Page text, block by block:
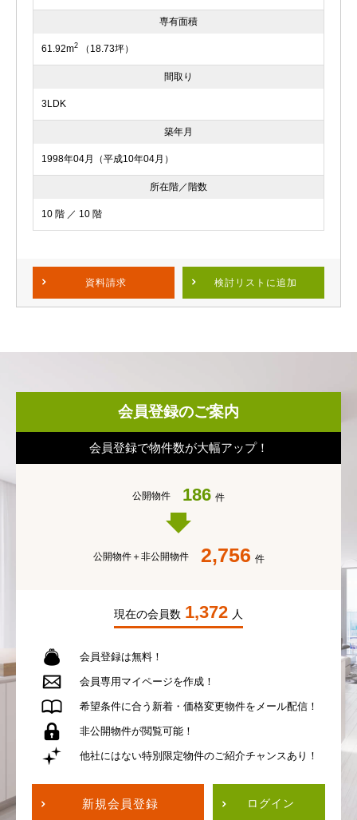
専有面積
61.92m2 （18.73坪）
間取り
3LDK
築年月
1998年04月（平成10年04月）
所在階／階数
10 階 ／ 10 階
資料請求 検討リスト に追加
会員登録のご案内
会員登録で物件数が大幅アップ！
公開物件 186 件
公開物件＋非公開物件 2,756 件
現在の会員数 1,372 人
会員登録は無料！
会員専用 マイページを作成！
希望条件に合う 新着・価格変更物件を メール配信！
非公開物件が閲覧可能！
他社にはない特別限定物件のご紹介チャンスあり！
新規会員登録 ログイン